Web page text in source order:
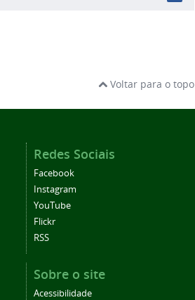
Voltar para o topo
Redes Sociais
Facebook
Instagram
YouTube
Flickr
RSS
Sobre o site
Acessibilidade